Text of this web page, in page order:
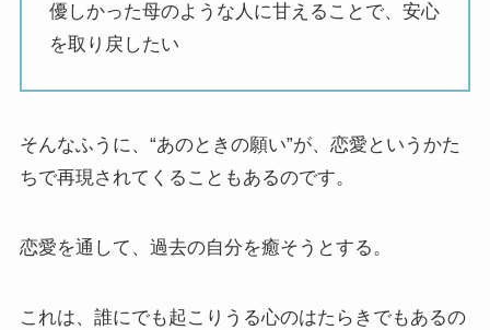
優しかった母のような人に甘えることで、安心
を取り戻したい
そんなふうに、“あのときの願い”が、恋愛というかた
ちで再現されてくることもあるのです。
恋愛を通して、過去の自分を癒そうとする。
これは、誰にでも起こりうる心のはたらきでもあるの